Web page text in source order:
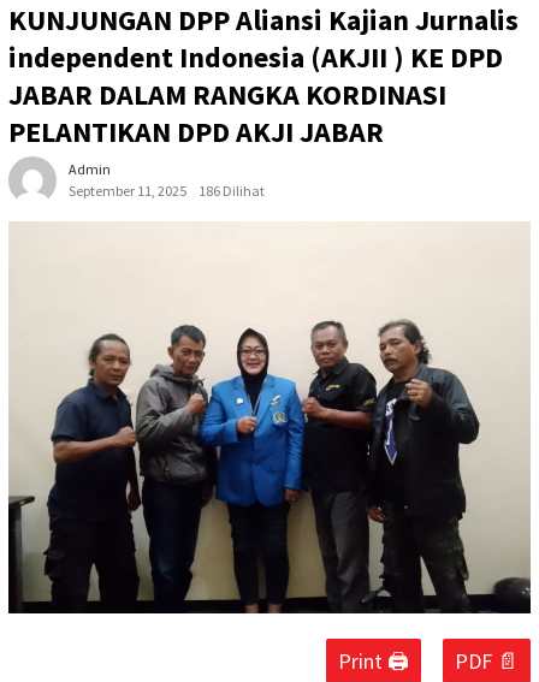
KUNJUNGAN DPP Aliansi Kajian Jurnalis
independent Indonesia (AKJII ) KE DPD
JABAR DALAM RANGKA KORDINASI
PELANTIKAN DPD AKJI JABAR
Admin
September 11, 2025
186 Dilihat
Print 🖨 PDF 📄